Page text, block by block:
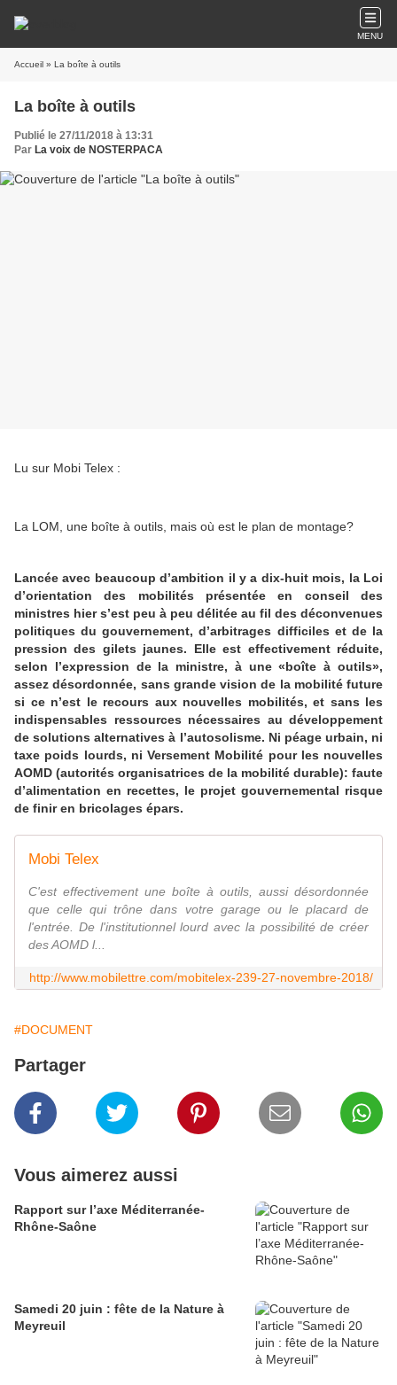
MENU
Accueil » La boîte à outils
La boîte à outils
Publié le 27/11/2018 à 13:31
Par La voix de NOSTERPACA
Lu sur Mobi Telex :
La LOM, une boîte à outils, mais où est le plan de montage?
Lancée avec beaucoup d’ambition il y a dix-huit mois, la Loi
d’orientation des mobilités présentée en conseil des
ministres hier s’est peu à peu délitée au fil des déconvenues
politiques du gouvernement, d’arbitrages difficiles et de la
pression des gilets jaunes. Elle est effectivement réduite,
selon l’expression de la ministre, à une «boîte à outils»,
assez désordonnée, sans grande vision de la mobilité future
si ce n’est le recours aux nouvelles mobilités, et sans les
indispensables ressources nécessaires au développement
de solutions alternatives à l’autosolisme. Ni péage urbain, ni
taxe poids lourds, ni Versement Mobilité pour les nouvelles
AOMD (autorités organisatrices de la mobilité durable): faute
d’alimentation en recettes, le projet gouvernemental risque
de finir en bricolages épars.
Mobi Telex
C'est effectivement une boîte à outils, aussi désordonnée
que celle qui trône dans votre garage ou le placard de
l'entrée. De l'institutionnel lourd avec la possibilité de créer
des AOMD l...
http://www.mobilettre.com/mobitelex-239-27-novembre-2018/
#DOCUMENT
Partager
Vous aimerez aussi
Rapport sur l’axe Méditerranée-
Rhône-Saône
Samedi 20 juin : fête de la Nature à
Meyreuil